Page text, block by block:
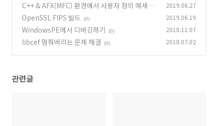
C++ & AFX(MFC) 환경에서 사용자 정의 메세지
사용하면서 SendMessage으로 메세지 호출할
때 Run-Time Check Failure
2019.06.27
OpenSSL FIPS 빌드 (0) 2019.06.19
WindowsPE에서 디버깅하기 (0) 2018.11.07
libcef 멈춰버리는 문제 해결 (0) 2018.07.02
관련글